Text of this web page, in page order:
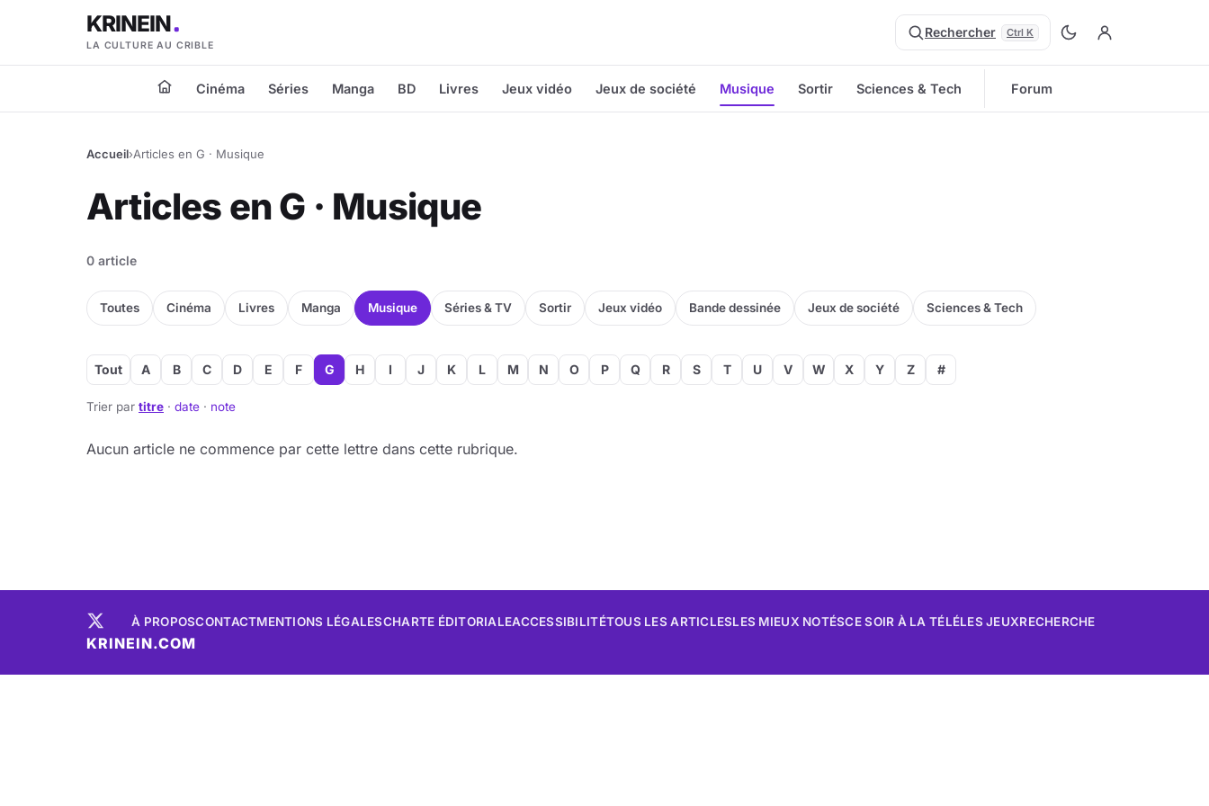
KRINEIN
LA CULTURE AU CRIBLE
Rechercher Ctrl K
Cinéma Séries Manga BD Livres Jeux vidéo Jeux de société Musique Sortir Sciences & Tech Forum
Accueil›Articles en G · Musique
Articles en G · Musique
0 article
Toutes Cinéma Livres Manga Musique Séries & TV Sortir Jeux vidéo Bande dessinée Jeux de société Sciences & Tech
Tout A B C D E F G H I J K L M N O P Q R S T U V W X Y Z #
Trier par titre · date · note
Aucun article ne commence par cette lettre dans cette rubrique.
À PROPOSCONTACTMENTIONS LÉGALESCHARTE ÉDITORIALEACCESSIBILITÉTOUS LES ARTICLESLES MIEUX NOTÉSCE SOIR À LA TÉLÉLES JEUXRECHERCHE
KRINEIN.COM